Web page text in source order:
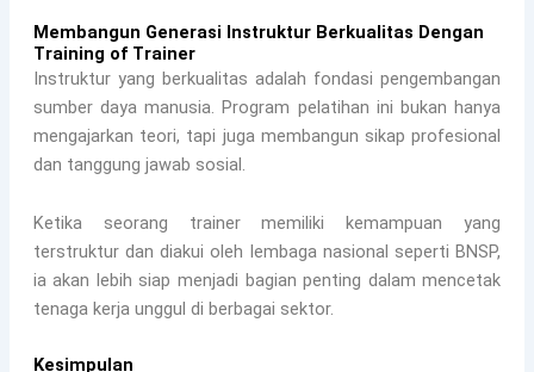
Membangun Generasi Instruktur Berkualitas Dengan
Training of Trainer
Instruktur yang berkualitas adalah fondasi pengembangan
sumber daya manusia. Program pelatihan ini bukan hanya
mengajarkan teori, tapi juga membangun sikap profesional
dan tanggung jawab sosial.
Ketika seorang trainer memiliki kemampuan yang
terstruktur dan diakui oleh lembaga nasional seperti BNSP,
ia akan lebih siap menjadi bagian penting dalam mencetak
tenaga kerja unggul di berbagai sektor.
Kesimpulan